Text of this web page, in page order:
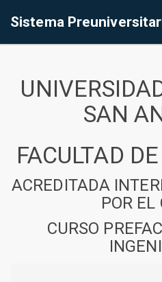
Sistema
SAN
FACULTAD
ACREDITADA
POR EL
CURSO